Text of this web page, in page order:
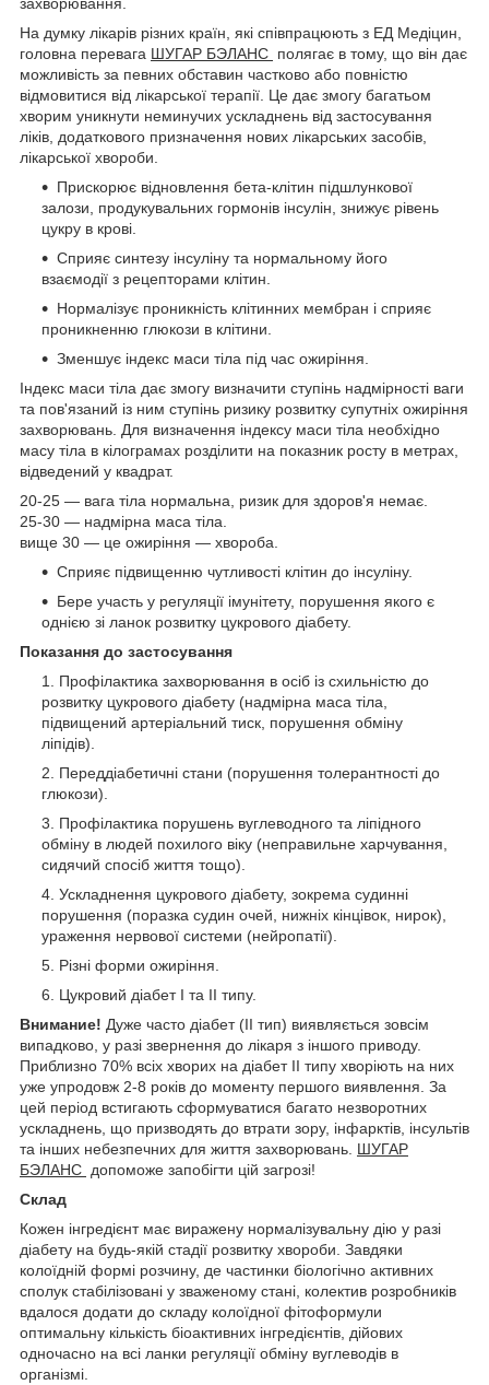
захворювання.
На думку лікарів різних країн, які співпрацюють з ЕД Медіцин,
головна перевага ШУГАР БЭЛАНС полягає в тому, що він дає
можливість за певних обставин частково або повністю
відмовитися від лікарської терапії. Це дає змогу багатьом
хворим уникнути неминучих ускладнень від застосування
ліків, додаткового призначення нових лікарських засобів,
лікарської хвороби.
Прискорює відновлення бета-клітин підшлункової
залози, продукувальних гормонів інсулін, знижує рівень
цукру в крові.
Сприяє синтезу інсуліну та нормальному його
взаємодії з рецепторами клітин.
Нормалізує проникність клітинних мембран і сприяє
проникненню глюкози в клітини.
Зменшує індекс маси тіла під час ожиріння.
Індекс маси тіла дає змогу визначити ступінь надмірності ваги
та пов'язаний із ним ступінь ризику розвитку супутніх ожиріння
захворювань. Для визначення індексу маси тіла необхідно
масу тіла в кілограмах розділити на показник росту в метрах,
відведений у квадрат.
20-25 — вага тіла нормальна, ризик для здоров'я немає.
25-30 — надмірна маса тіла.
вище 30 — це ожиріння — хвороба.
Сприяє підвищенню чутливості клітин до інсуліну.
Бере участь у регуляції імунітету, порушення якого є
однією зі ланок розвитку цукрового діабету.
Показання до застосування
Профілактика захворювання в осіб із схильністю до
розвитку цукрового діабету (надмірна маса тіла,
підвищений артеріальний тиск, порушення обміну
ліпідів).
Переддіабетичні стани (порушення толерантності до
глюкози).
Профілактика порушень вуглеводного та ліпідного
обміну в людей похилого віку (неправильне харчування,
сидячий спосіб життя тощо).
Ускладнення цукрового діабету, зокрема судинні
порушення (поразка судин очей, нижніх кінцівок, нирок),
ураження нервової системи (нейропатії).
Різні форми ожиріння.
Цукровий діабет I та II типу.
Внимание! Дуже часто діабет (II тип) виявляється зовсім
випадково, у разі звернення до лікаря з іншого приводу.
Приблизно 70% всіх хворих на діабет II типу хворіють на них
уже упродовж 2-8 років до моменту першого виявлення. За
цей період встигають сформуватися багато незворотних
ускладнень, що призводять до втрати зору, інфарктів, інсультів
та інших небезпечних для життя захворювань. ШУГАР
БЭЛАНС допоможе запобігти цій загрозі!
Склад
Кожен інгредієнт має виражену нормалізувальну дію у разі
діабету на будь-якій стадії розвитку хвороби. Завдяки
колоїдній формі розчину, де частинки біологічно активних
сполук стабілізовані у зваженому стані, колектив розробників
вдалося додати до складу колоїдної фітоформули
оптимальну кількість біоактивних інгредієнтів, дійових
одночасно на всі ланки регуляції обміну вуглеводів в
організмі.